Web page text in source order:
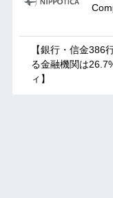
【銀行・信金386
る金融機関は
ィ】